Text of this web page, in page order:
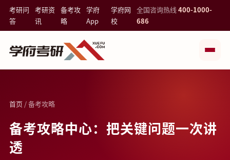
考研问
答
考研资
讯
备考攻
略
学府
App
学府网
校
全国咨询热线400-1000-
686
首页/ 备考攻略
备考攻略中心：把关键问题一次讲
透